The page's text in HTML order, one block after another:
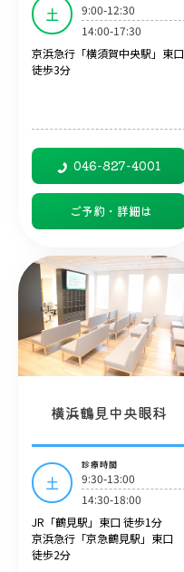
土
9:00-12:30
14:00-17:30
京浜急行「横須賀中央駅」東口
徒歩3分
046-827-4001
ご予約・詳細は
横浜鶴見中央眼科
土
診療時間
9:30-13:00
14:30-18:00
JR「鶴見駅」東口 徒歩1分
京浜急行「京急鶴見駅」東口
徒歩2分